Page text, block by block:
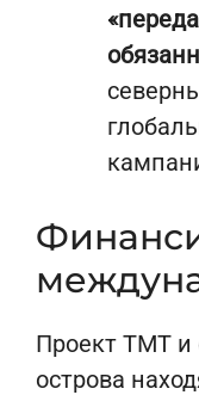
Проект TMT и
острова